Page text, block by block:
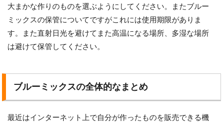
大まかな作りのものを選ぶようにしてください。またブルー
ミックスの保管についてですがこれには使用期限がありま
す。また直射日光を避けてまた高温になる場所、多湿な場所
は避けて保管してください。
ブルーミックスの全体的なまとめ
最近はインターネット上で自分が作ったものを販売できる機